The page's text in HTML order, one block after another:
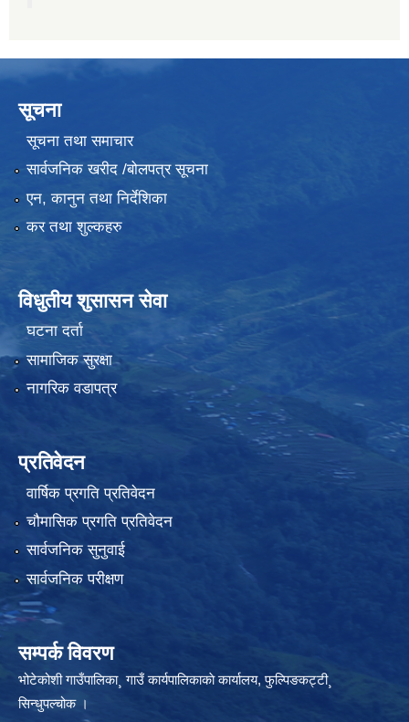
सूचना
सूचना तथा समाचार
सार्वजनिक खरीद /बोलपत्र सूचना
एन, कानुन तथा निर्देशिका
कर तथा शुल्कहरु
विधुतीय शुसासन सेवा
घटना दर्ता
सामाजिक सुरक्षा
नागरिक वडापत्र
प्रतिवेदन
वार्षिक प्रगति प्रतिवेदन
चौमासिक प्रगति प्रतिवेदन
सार्वजनिक सुनुवाई
सार्वजनिक परीक्षण
सम्पर्क विवरण
भोटेकोशी गाउँपालिका¸ गाउँ कार्यपालिकाकाे कार्यालय, फुल्पिङकट्टी¸
सिन्धुपल्चोक ।